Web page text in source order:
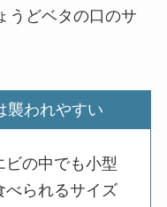
うどベタの口のサ
襲われやすい
ビの中でも小型
べられるサイズ